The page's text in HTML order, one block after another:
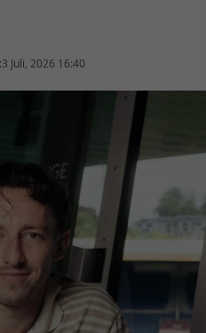
3 Juli, 2026 16:40